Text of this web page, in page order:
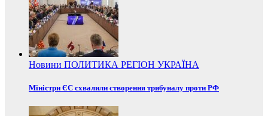
Новини ПОЛИТИКА РЕГІОН УКРАЇНА
Міністри ЄС схвалили створення трибуналу проти РФ